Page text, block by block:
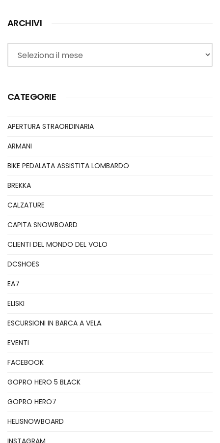
ARCHIVI
Archivi
CATEGORIE
APERTURA STRAORDINARIA
ARMANI
BIKE PEDALATA ASSISTITA LOMBARDO
BREKKA
CALZATURE
CAPITA SNOWBOARD
CLIENTI DEL MONDO DEL VOLO
DCSHOES
EA7
ELISKI
ESCURSIONI IN BARCA A VELA.
EVENTI
FACEBOOK
GOPRO HERO 5 BLACK
GOPRO HERO7
HELISNOWBOARD